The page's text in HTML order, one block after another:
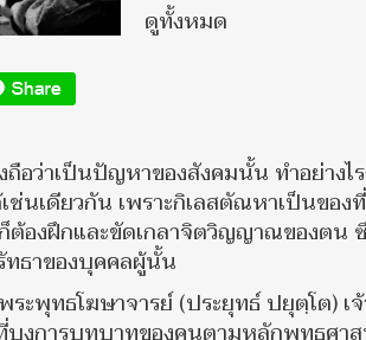
ดูทั้งหมด
อว่าเป็นปัญหาของสังคมนั้น ทำอย่างไ
ช่นเดียวกัน เพราะกิเลสตัณหาเป็นข
องฝึกและขัดเกลาจิตวิญญาณของตน
ธาของบุคคลผู้นั้น
ะพุทธโฆษาจารย์ (ประยุทธ์ ปยุตฺโต) เ